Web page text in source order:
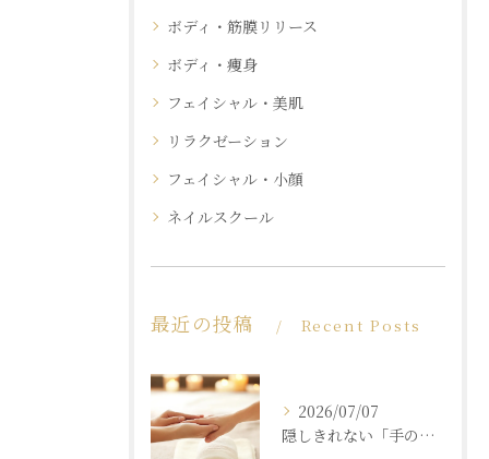
ボディ・筋膜リリース
ボディ・痩身
フェイシャル・美肌
リラクゼーション
フェイシャル・小顔
ネイルスクール
最近の投稿 Recent Posts
2026/07/07
隠しきれない「手の老化」を根本ケア！ふっくら若々しい手肌を取り戻す本格ハンドエステ